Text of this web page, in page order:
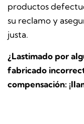
productos
su reclamo y
justa.
¿Lastimado por
fabricado
compensación: